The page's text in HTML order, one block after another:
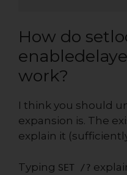
How do
work?
I think you should
expansion is. The
explain it
Typing SET /?